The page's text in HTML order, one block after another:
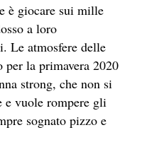
è giocare sui mille
a loro
Le atmosfere delle
per la primavera 2020
strong, che non si
e vuole rompere gli
sognato pizzo e